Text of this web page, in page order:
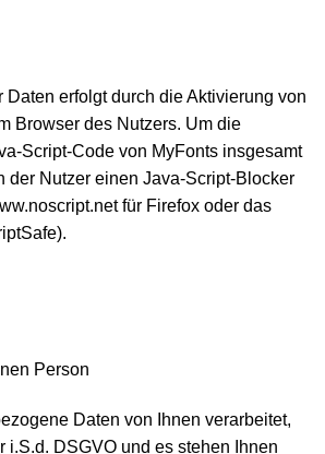
Daten erfolgt durch die Aktivierung von
Browser des Nutzers. Um die
Script-Code von MyFonts insgesamt
der Nutzer einen Java-Script-Blocker
für Firefox oder das
Person
Daten von Ihnen verarbeitet,
i.S.d. DSGVO und es stehen Ihnen